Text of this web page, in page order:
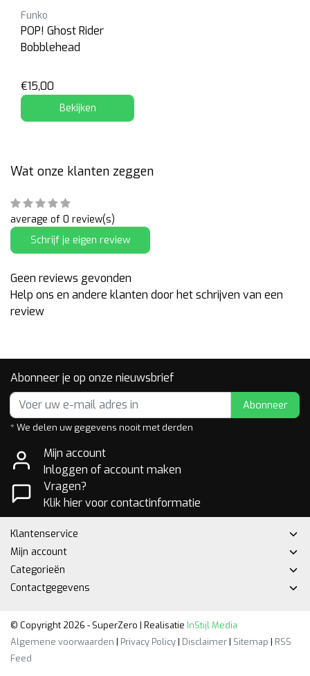
Funko
POP! Ghost Rider
Bobblehead
€15,00
Bekijken
Wat onze klanten zeggen
average of 0 review(s)
Schrijf je eigen review
Geen reviews gevonden
Help ons en andere klanten door het schrijven van een
review
Abonneer je op onze nieuwsbrief
Abonneer
* We delen uw gegevens nooit met derden
Mijn account
Inloggen of account maken
Vragen?
Klik hier voor contactinformatie
Klantenservice
Mijn account
Categorieën
Contactgegevens
© Copyright 2026 - SuperZero | Realisatie InStijl Media
Algemene voorwaarden | Privacy Policy| Disclaimer| Sitemap | RSS
Feed